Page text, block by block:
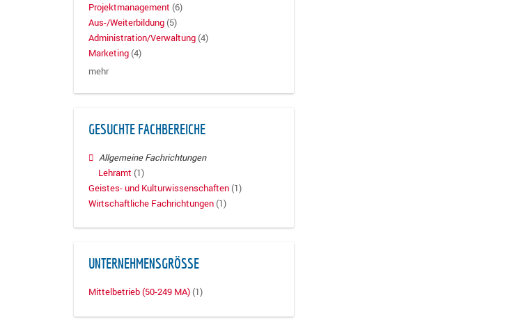
Projektmanagement (6)
Aus-/Weiterbildung (5)
Administration/Verwaltung (4)
Marketing (4)
mehr
GESUCHTE FACHBEREICHE
Allgemeine Fachrichtungen
Lehramt (1)
Geistes- und Kulturwissenschaften (1)
Wirtschaftliche Fachrichtungen (1)
UNTERNEHMENSGRÖSSE
Mittelbetrieb (50-249 MA) (1)